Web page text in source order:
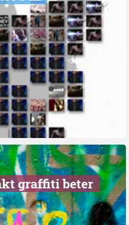
graffiti beter